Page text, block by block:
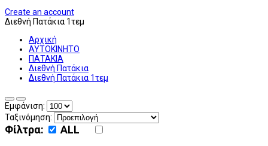
Create an account
Διεθνή Πατάκια 1τεμ
Αρχική
ΑΥΤΟΚΙΝΗΤΟ
ΠΑΤΑΚΙΑ
Διεθνή Πατάκια
Διεθνή Πατάκια 1τεμ
Εμφάνιση:
Ταξινόμηση:
Φίλτρα: ALL